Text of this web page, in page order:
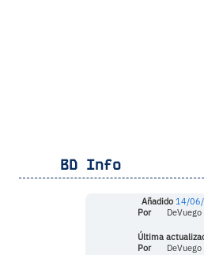
BD Info
Añadido 14/
Por
DeVuego
Última
Por
DeVuego